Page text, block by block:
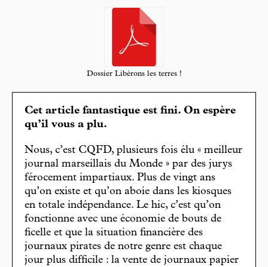
Dossier Libérons les terres !
Cet article fantastique est fini. On espère
qu’il vous a plu.
Nous, c’est CQFD, plusieurs fois élu « meilleur
journal marseillais du Monde » par des jurys
férocement impartiaux. Plus de vingt ans
qu’on existe et qu’on aboie dans les kiosques
en totale indépendance. Le hic, c’est qu’on
fonctionne avec une économie de bouts de
ficelle et que la situation financière des
journaux pirates de notre genre est chaque
jour plus difficile : la vente de journaux papier